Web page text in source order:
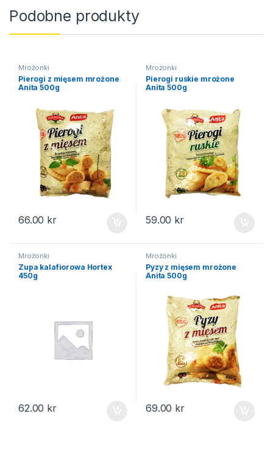
Podobne produkty
Mrożonki
Pierogi z mięsem mrożone
Anita 500g
66.00 kr
Mrożonki
Pierogi ruskie mrożone
Anita 500g
59.00 kr
Mrożonki
Zupa kalafiorowa Hortex
450g
62.00 kr
Mrożonki
Pyzy z mięsem mrożone
Anita 500g
69.00 kr